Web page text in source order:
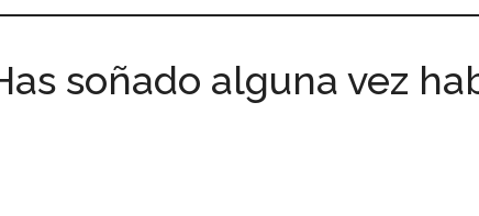
soñado alguna vez